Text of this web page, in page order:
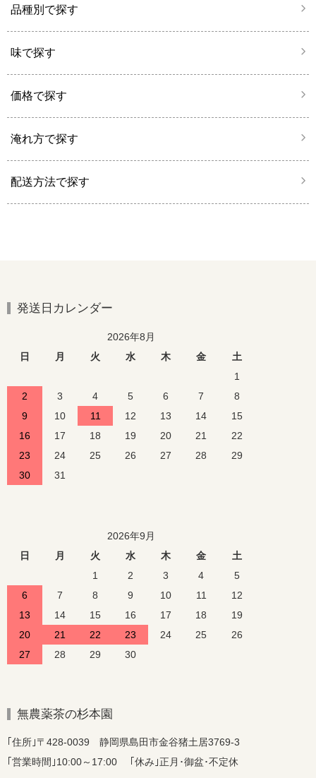
品種別で探す
味で探す
価格で探す
淹れ方で探す
配送方法で探す
無農薬茶の杉本園
｢住所｣〒428-0039 静岡県島田市金谷猪土居3769-3
｢営業時間｣10:00～17:00 ｢休み｣正月･御盆･不定休
発送日カレンダー
2026年8月
日
月 火 水 木 金
土
1
2
3 4 5 6 7
8
9
10 11 12 13 14
15
16
17 18 19 20 21
22
23
24 25 26 27 28
29
30
31
2026年9月
日
月 火 水 木 金
土
1
2 3 4
5
6
7 8 9 10 11
12
13
14 15 16 17 18
19
20
21 22 23 24 25
26
27
28 29 30